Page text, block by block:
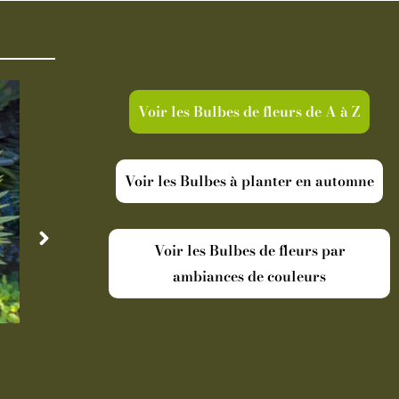
Voir les Bulbes de fleurs de A à Z
Voir les Bulbes à planter en automne
Voir les Bulbes de fleurs par
ambiances de couleurs